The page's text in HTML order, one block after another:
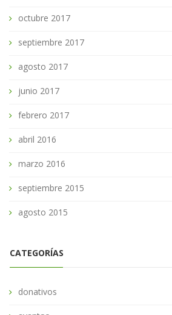
octubre 2017
septiembre 2017
agosto 2017
junio 2017
febrero 2017
abril 2016
marzo 2016
septiembre 2015
agosto 2015
CATEGORÍAS
donativos